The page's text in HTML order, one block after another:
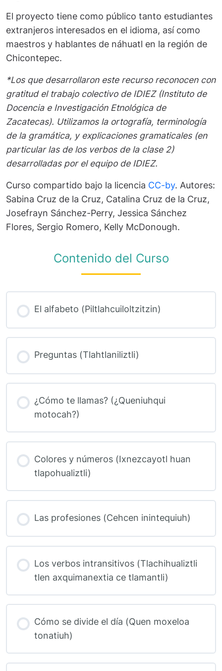
El proyecto tiene como público tanto estudiantes
extranjeros interesados en el idioma, así como
maestros y hablantes de náhuatl en la región de
Chicontepec.
*Los que desarrollaron este recurso reconocen con
gratitud el trabajo colectivo de IDIEZ (Instituto de
Docencia e Investigación Etnológica de
Zacatecas). Utilizamos la ortografía, terminología
de la gramática, y explicaciones gramaticales (en
particular las de los verbos de la clase 2)
desarrolladas por el equipo de IDIEZ.
Curso compartido bajo la licencia CC-by. Autores:
Sabina Cruz de la Cruz, Catalina Cruz de la Cruz,
Josefrayn Sánchez-Perry, Jessica Sánchez
Flores, Sergio Romero, Kelly McDonough.
Contenido del Curso
El alfabeto (Piltlahcuiloltzitzin)
Preguntas (Tlahtlaniliztli)
¿Cómo te llamas? (¿Queniuhqui
motocah?)
Colores y números (Ixnezcayotl huan
tlapohualiztli)
Las profesiones (Cehcen inintequiuh)
Los verbos intransitivos (Tlachihualiztli
tlen axquimanextia ce tlamantli)
Cómo se divide el día (Quen moxeloa
tonatiuh)